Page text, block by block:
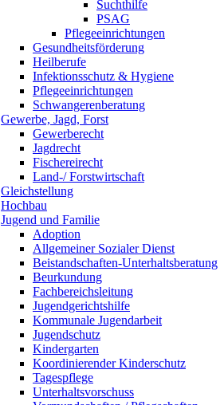
Suchthilfe
PSAG
Pflegeeinrichtungen
Gesundheitsförderung
Heilberufe
Infektionsschutz & Hygiene
Pflegeeinrichtungen
Schwangerenberatung
Gewerbe, Jagd, Forst
Gewerberecht
Jagdrecht
Fischereirecht
Land-/ Forstwirtschaft
Gleichstellung
Hochbau
Jugend und Familie
Adoption
Allgemeiner Sozialer Dienst
Beistandschaften-Unterhaltsberatung
Beurkundung
Fachbereichsleitung
Jugendgerichtshilfe
Kommunale Jugendarbeit
Jugendschutz
Kindergarten
Koordinierender Kinderschutz
Tagespflege
Unterhaltsvorschuss